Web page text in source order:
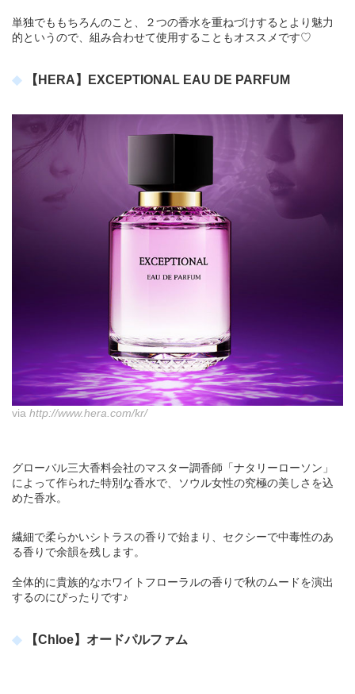
単独でももちろんのこと、２つの香水を重ねづけするとより魅力
的というので、組み合わせて使用することもオススメです♡
【HERA】EXCEPTIONAL EAU DE PARFUM
via http://www.hera.com/kr/
グローバル三大香料会社のマスター調香師「ナタリーローソン」
によって作られた特別な香水で、ソウル女性の究極の美しさを込
めた香水。
繊細で柔らかいシトラスの香りで始まり、セクシーで中毒性のあ
る香りで余韻を残します。
全体的に貴族的なホワイトフローラルの香りで秋のムードを演出
するのにぴったりです♪
【Chloe】オードパルファム